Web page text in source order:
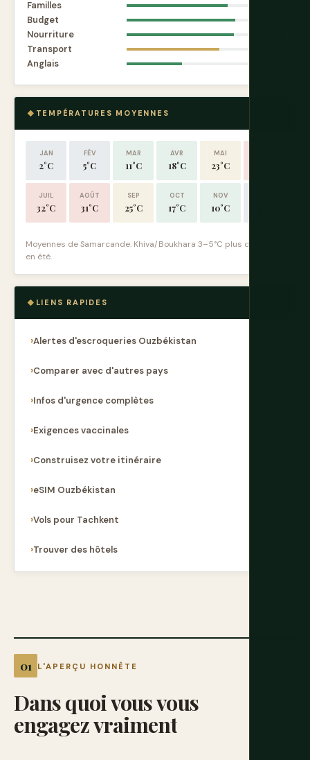
L'APERÇU HONNÊTE
Dansquoivousvous
engagezvraiment
Familles
Budget
Nourriture
Transport
Anglais
TEMPÉRATURES MOYENNES
JAN
2°C
FÉV
5°C
MAR
11°C
AVR
18°C
MAI
23°C
JUIL
32°C
AOÛT
31°C
SEP
25°C
OCT
17°C
NOV
10°C
Moyennes de Samarcande. Khiva/Boukhara 3–5°C plus chaudes
en été.
LIENS RAPIDES
Alertes d'escroqueries Ouzbékistan
Comparer avec d'autres pays
Infos d'urgence complètes
Exigences vaccinales
Construisez votre itinéraire
eSIM Ouzbékistan
Vols pour Tachkent
Trouver des hôtels